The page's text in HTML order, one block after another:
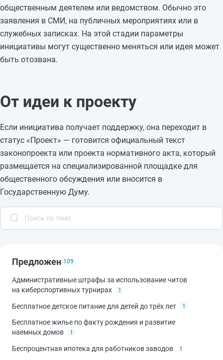
общественным деятелем или ведомством. Обычно это
заявления в СМИ, на публичных мероприятиях или в
служебных записках. На этой стадии параметры
инициативы могут существенно меняться или идея может
быть отозвана.
От идеи к проекту
Если инициатива получает поддержку, она переходит в
статус «Проект» — готовится официальный текст
законопроекта или проекта нормативного акта, который
размещается на специализированной площадке для
общественного обсуждения или вносится в
Государственную Думу.
Предложен 109
Административные штрафы за использование читов
на киберспортивных турнирах
1
Бесплатное детское питание для детей до трёх лет 1
Бесплатное жилье по факту рождения и развитие
наемных домов
1
Беспроцентная ипотека для работников заводов 1